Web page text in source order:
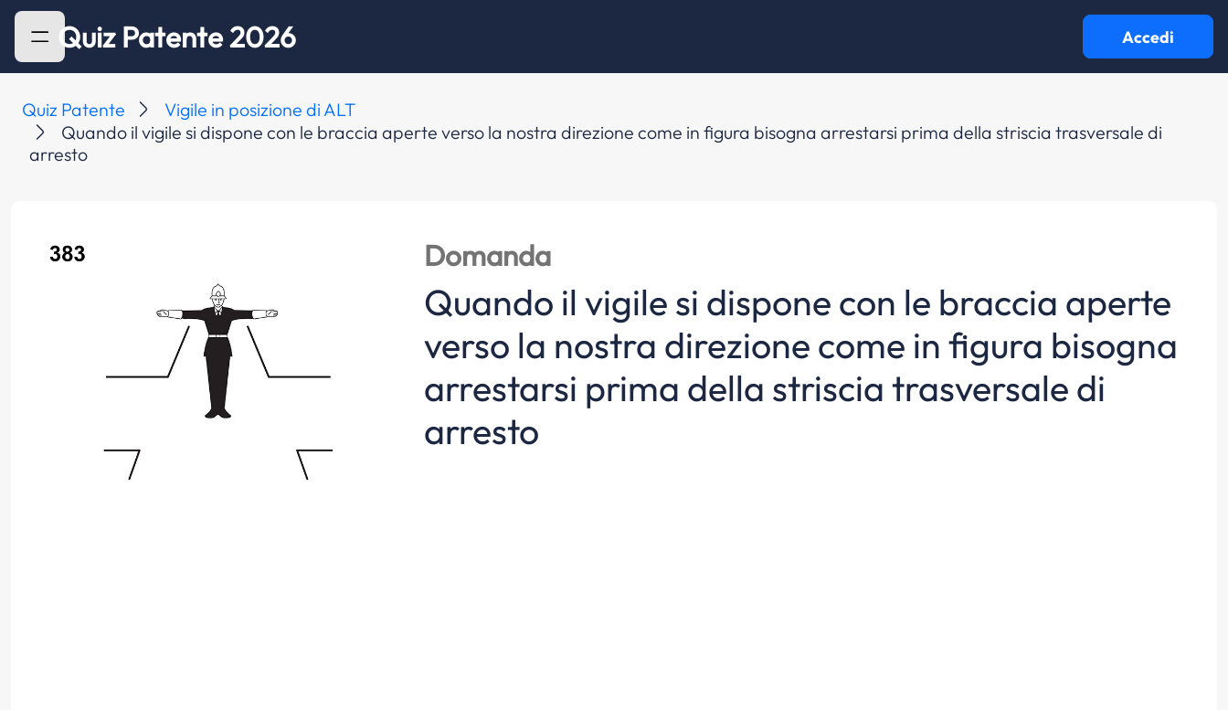
Quiz Patente 2026 Accedi
Quiz Patente
Vigile in posizione di ALT
Quando il vigile si dispone con le braccia aperte verso la nostra direzione come in figura bisogna arrestarsi prima della striscia trasversale di
arresto
Domanda
Quando il vigile si dispone con le braccia aperte
verso la nostra direzione come in figura bisogna
arrestarsi prima della striscia trasversale di
arresto